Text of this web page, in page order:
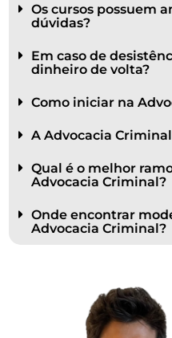
Os cursos possuem
dúvidas?
Em caso de
dinheiro de volta?
Como iniciar na
A Advocacia
Qual é o melhor
Advocacia Criminal?
Onde encontrar
Advocacia Criminal?